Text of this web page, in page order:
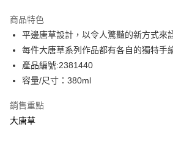
商品特色
平邊唐草設計，以令人驚豔的新方式來
每件大唐草系列作品都有各自的獨特手
產品編號:2381440
容量/尺寸：380ml
銷售重點
大唐草